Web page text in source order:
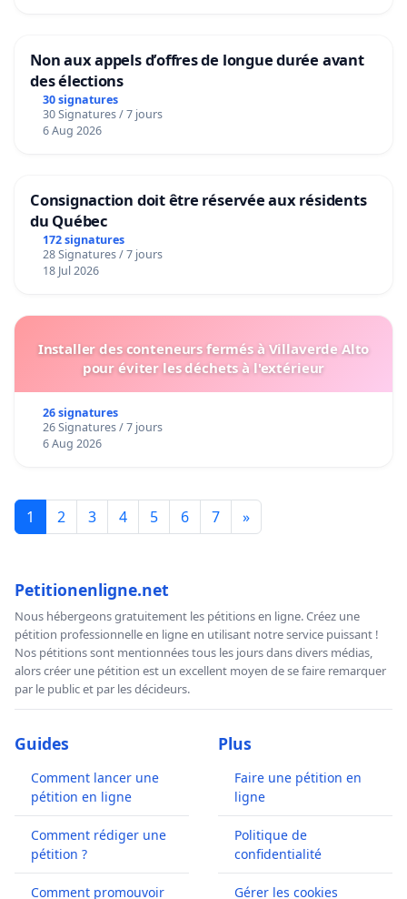
Non aux appels d’offres de longue durée avant
des élections
30 signatures
30 Signatures / 7 jours
6 Aug 2026
Consignaction doit être réservée aux résidents
du Québec
172 signatures
28 Signatures / 7 jours
18 Jul 2026
Installer des conteneurs fermés à Villaverde Alto
pour éviter les déchets à l'extérieur
26 signatures
26 Signatures / 7 jours
6 Aug 2026
1 2 3 4 5 6 7 »
Petitionenligne.net
Nous hébergeons gratuitement les pétitions en ligne. Créez une
pétition professionnelle en ligne en utilisant notre service puissant !
Nos pétitions sont mentionnées tous les jours dans divers médias,
alors créer une pétition est un excellent moyen de se faire remarquer
par le public et par les décideurs.
Guides
Comment lancer une
pétition en ligne
Comment rédiger une
pétition ?
Comment promouvoir
Plus
Faire une pétition en
ligne
Politique de
confidentialité
Gérer les cookies